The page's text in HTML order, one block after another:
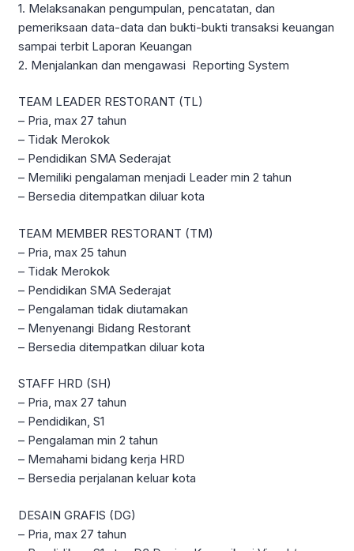
1. Melaksanakan pengumpulan, pencatatan, dan
pemeriksaan data-data dan bukti-bukti transaksi keuangan
sampai terbit Laporan Keuangan
2. Menjalankan dan mengawasi Reporting System
TEAM LEADER RESTORANT (TL)
– Pria, max 27 tahun
– Tidak Merokok
– Pendidikan SMA Sederajat
– Memiliki pengalaman menjadi Leader min 2 tahun
– Bersedia ditempatkan diluar kota
TEAM MEMBER RESTORANT (TM)
– Pria, max 25 tahun
– Tidak Merokok
– Pendidikan SMA Sederajat
– Pengalaman tidak diutamakan
– Menyenangi Bidang Restorant
– Bersedia ditempatkan diluar kota
STAFF HRD (SH)
– Pria, max 27 tahun
– Pendidikan, S1
– Pengalaman min 2 tahun
– Memahami bidang kerja HRD
– Bersedia perjalanan keluar kota
DESAIN GRAFIS (DG)
– Pria, max 27 tahun